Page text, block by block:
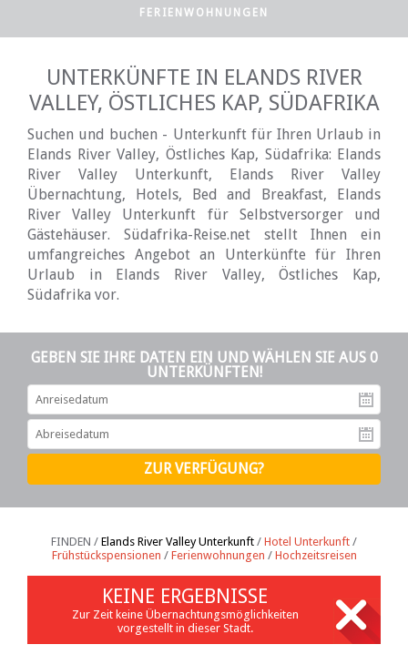
FERIENWOHNUNGEN
UNTERKÜNFTE IN ELANDS RIVER
VALLEY, ÖSTLICHES KAP, SÜDAFRIKA
Suchen und buchen - Unterkunft für Ihren Urlaub in
Elands River Valley, Östliches Kap, Südafrika: Elands
River Valley Unterkunft, Elands River Valley
Übernachtung, Hotels, Bed and Breakfast, Elands
River Valley Unterkunft für Selbstversorger und
Gästehäuser. Südafrika-Reise.net stellt Ihnen ein
umfangreiches Angebot an Unterkünfte für Ihren
Urlaub in Elands River Valley, Östliches Kap,
Südafrika vor.
GEBEN SIE IHRE DATEN EIN UND WÄHLEN SIE AUS 0
UNTERKÜNFTEN!
FINDEN / Elands River Valley Unterkunft / Hotel Unterkunft /
Frühstückspensionen / Ferienwohnungen / Hochzeitsreisen
KEINE ERGEBNISSE
Zur Zeit keine Übernachtungsmöglichkeiten
vorgestellt in dieser Stadt.